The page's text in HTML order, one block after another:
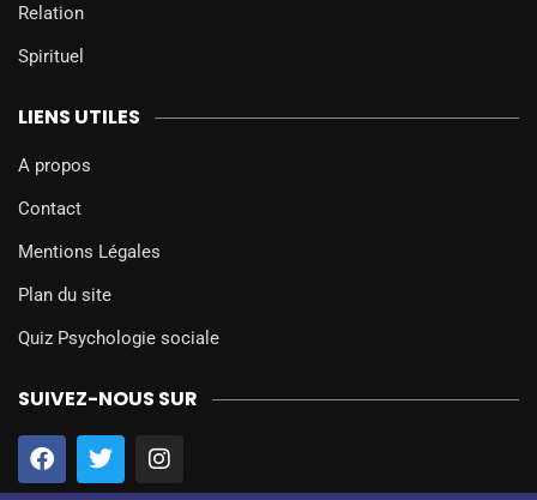
Relation
Spirituel
LIENS UTILES
A propos
Contact
Mentions Légales
Plan du site
Quiz Psychologie sociale
SUIVEZ-NOUS SUR